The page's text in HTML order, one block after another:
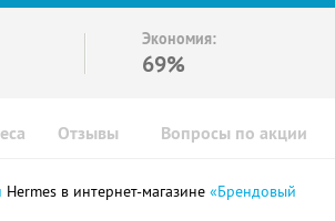
Экономия:
69%
Отзывы Вопросы по акции
Hermes в интернет-магазине «Брендовый